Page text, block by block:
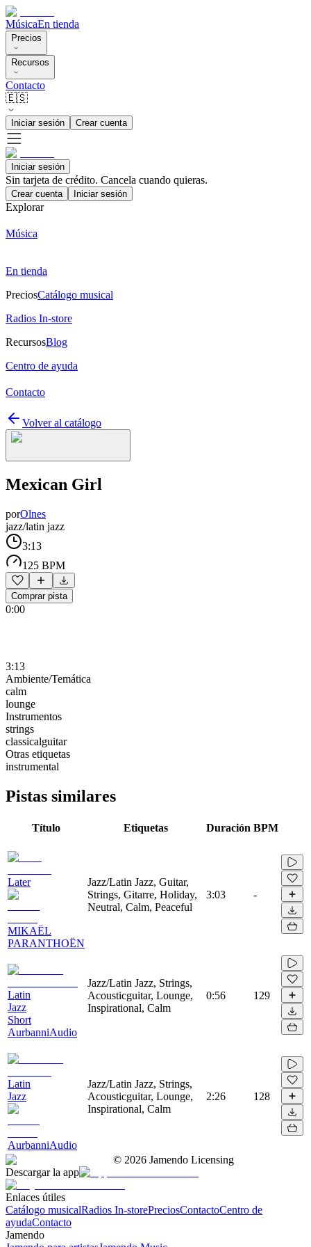
MúsicaEn tienda
Precios
Recursos
Contacto
🇪🇸
Iniciar sesión Crear cuenta
Iniciar sesión
Sin tarjeta de crédito. Cancela cuando quieras.
Crear cuenta Iniciar sesión
Explorar
Música
En tienda
PreciosCatálogo musical
Radios In-store
RecursosBlog
Centro de ayuda
Contacto
Volver al catálogo
Mexican Girl
porOlnes
jazz/latin jazz
3:13
125 BPM
Comprar pista
0:00
3:13
Ambiente/Temática
calm
lounge
Instrumentos
strings
classicalguitar
Otras etiquetas
instrumental
Pistas similares
Título Etiquetas Duración BPM
Later
MIKAËL
PARANTHOËN
Jazz/Latin Jazz, Guitar,
Strings, Gitarre, Holiday,
Neutral, Calm, Peaceful
3:03 -
Latin
Jazz
Short
AurbanniAudio
Jazz/Latin Jazz, Strings,
Acousticguitar, Lounge,
Inspirational, Calm
0:56 129
Latin
Jazz
AurbanniAudio
Jazz/Latin Jazz, Strings,
Acousticguitar, Lounge,
Inspirational, Calm
2:26 128
© 2026 Jamendo Licensing
Descargar la app
Enlaces útiles
Catálogo musicalRadios In-storePreciosContactoCentro de
ayudaContacto
Jamendo